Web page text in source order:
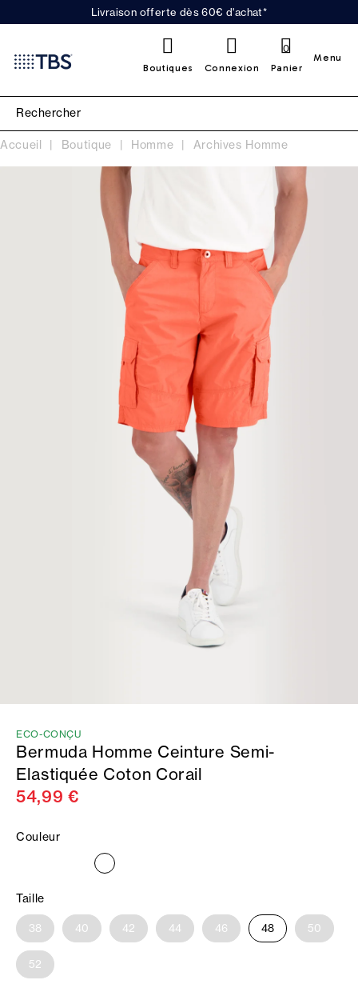
Livraison offerte dès 60€ d'achat*
Boutiques Connexion Panier
0
Menu
Accueil Boutique Homme Archives Homme
ECO-CONÇU
Bermuda Homme Ceinture Semi-
Elastiquée Coton Corail
54,99 €
Couleur
Taille
38 40 42 44 46 48 50
52